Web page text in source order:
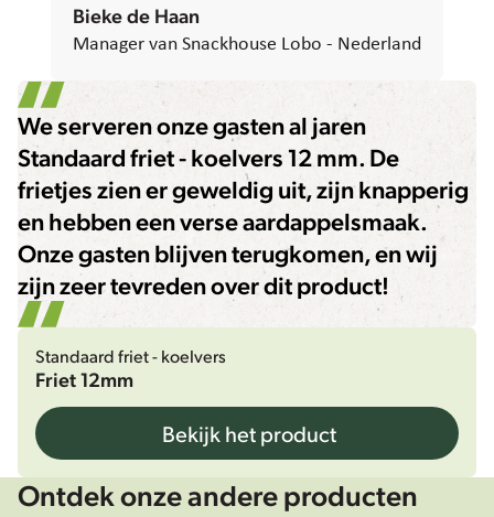
Bieke de Haan
Manager van Snackhouse Lobo - Nederland
We serveren onze gasten al jaren
Standaard friet - koelvers 12 mm. De
frietjes zien er geweldig uit, zijn knapperig
en hebben een verse aardappelsmaak.
Onze gasten blijven terugkomen, en wij
zijn zeer tevreden over dit product!
Standaard friet - koelvers
Friet 12mm
Bekijk het product
Ontdek onze andere producten